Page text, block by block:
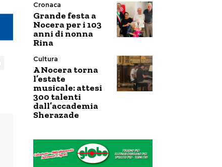
Cronaca
Grande festa a
Nocera per i 103
anni di nonna
Rina
Cultura
A Nocera torna
l’estate
musicale: attesi
300 talenti
dall’accademia
Sherazade